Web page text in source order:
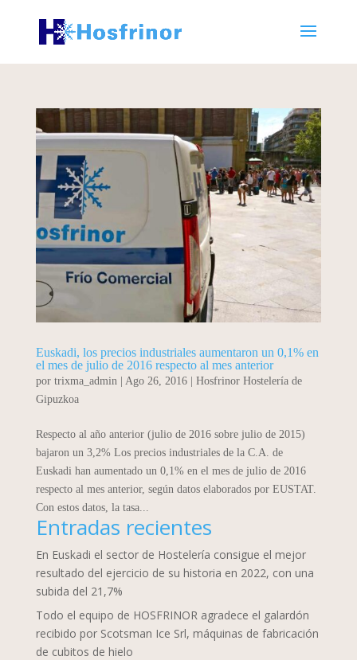
Euskadi, los precios industriales aumentaron un 0,1% en
el mes de julio de 2016 respecto al mes anterior
por trixma_admin Ago 26, 2016| Hosfrinor Hostelería de
Gipuzkoa
Respecto al año anterior (julio de 2016 sobre julio de 2015)
bajaron un 3,2% Los precios industriales de la C.A. de
Euskadi han aumentado un 0,1% en el mes de julio de 2016
respecto al mes anterior, según datos elaborados por EUSTAT.
Con estos datos, la tasa...
Entradas recientes
En Euskadi el sector de Hostelería consigue el mejor
resultado del ejercicio de su historia en 2022, con una
subida del 21,7%
Todo el equipo de HOSFRINOR agradece el galardón
recibido por Scotsman Ice Srl, máquinas de fabricación
de cubitos de hielo